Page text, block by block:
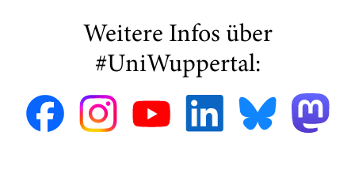
Weitere Infos über
#UniWuppertal: